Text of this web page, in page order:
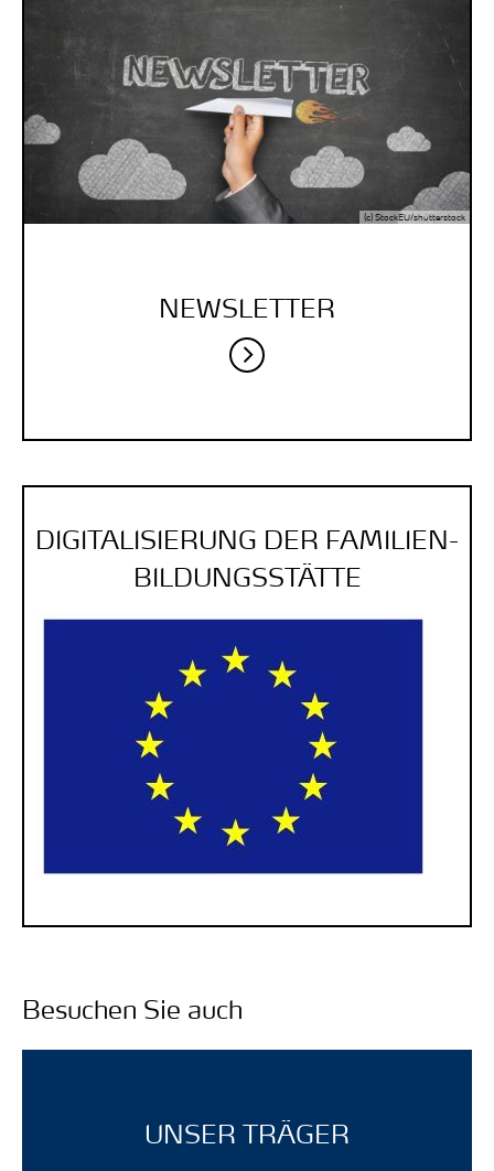
(c) StockEU/shutterstock
NEWSLETTER
DIGITALISIERUNG DER FAMILIEN­
BILDUNGS­STÄTTE
Besuchen Sie auch
UNSER TRÄGER